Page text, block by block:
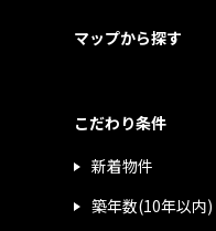
マップから探す
こだわり条件
新着物件
築年数(10年以内)